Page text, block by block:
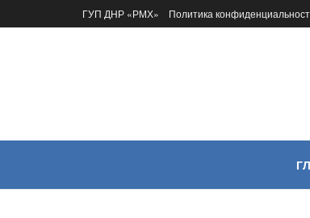
ГУП ДНР «РМХ» Политика